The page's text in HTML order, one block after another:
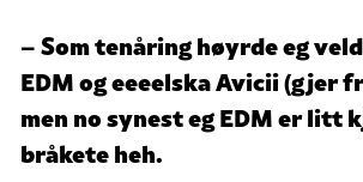
– Som tenåring høyrde eg
EDM og eeeelska Avicii (gjer
men no synest eg EDM er litt
bråkete heh.